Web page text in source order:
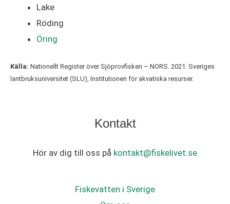
Lake
Röding
Öring
Källa: Nationellt Register över Sjöprovfisken – NORS. 2021. Sveriges
lantbruksuniversitet (SLU), Institutionen för akvatiska resurser.
Kontakt
Hör av dig till oss på kontakt@fiskelivet.se
Fiskevatten i Sverige